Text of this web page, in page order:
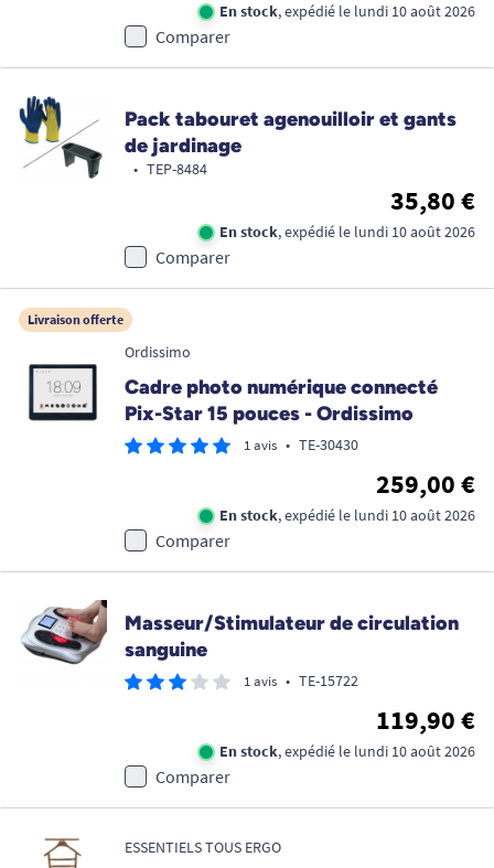
En stock, expédié le lundi 10 août 2026
Comparer
Pack tabouret agenouilloir et gants
de jardinage
• TEP-8484
35,80 €
En stock, expédié le lundi 10 août 2026
Comparer
Livraison offerte
Ordissimo
Cadre photo numérique connecté
Pix-Star 15 pouces - Ordissimo
1 avis • TE-30430
259,00 €
En stock, expédié le lundi 10 août 2026
Comparer
Masseur/Stimulateur de circulation
sanguine
1 avis • TE-15722
119,90 €
En stock, expédié le lundi 10 août 2026
Comparer
ESSENTIELS TOUS ERGO